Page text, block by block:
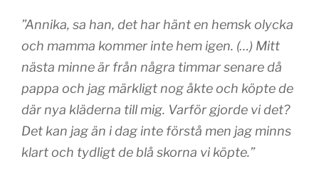
”Annika, sa han, det har hänt en hemsk olycka
och mamma kommer inte hem igen. (…) Mitt
nästa minne är från några timmar senare då
pappa och jag märkligt nog åkte och köpte de
där nya kläderna till mig. Varför gjorde vi det?
Det kan jag än i dag inte förstå men jag minns
klart och tydligt de blå skorna vi köpte.”